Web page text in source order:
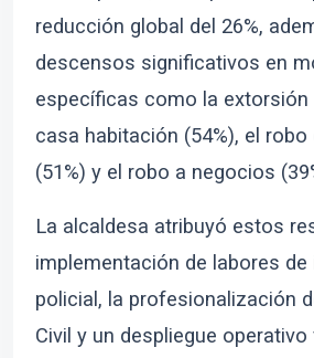
reducción global del 26%,
descensos significativos en
específicas como la extorsión
casa habitación (54%), el
(51%) y el robo a negocios
La alcaldesa atribuyó estos
implementación de labores de
policial, la profesionalización
Civil y un despliegue